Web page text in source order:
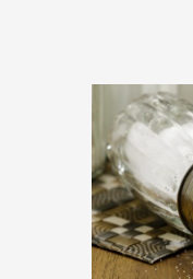
Az